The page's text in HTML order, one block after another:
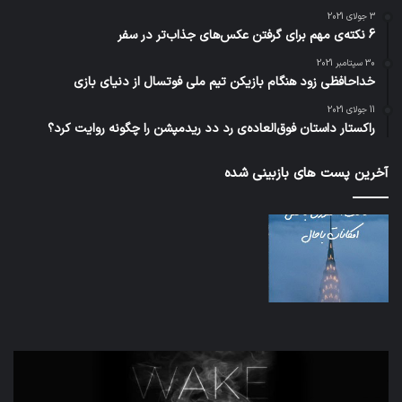
3 جولای 2021
6 نکته‌ی مهم برای گرفتن عکس‌های جذاب‌تر در سفر
30 سپتامبر 2021
خداحافظی زود هنگام بازیکن تیم ملی فوتسال از دنیای بازی
11 جولای 2021
راکستار داستان فوق‌العاده‌ی رد دد ریدمپشن را چگونه روایت کرد؟
آخرین پست های بازبینی شده